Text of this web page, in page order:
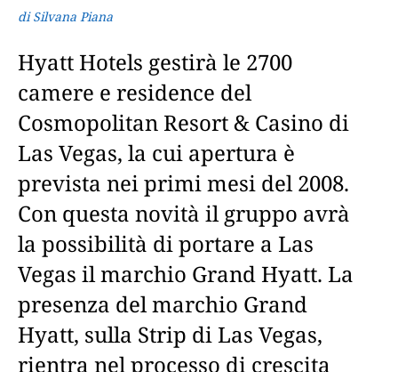
di Silvana Piana
Hyatt Hotels gestirà le 2700
camere e residence del
Cosmopolitan Resort & Casino di
Las Vegas, la cui apertura è
prevista nei primi mesi del 2008.
Con questa novità il gruppo avrà
la possibilità di portare a Las
Vegas il marchio Grand Hyatt. La
presenza del marchio Grand
Hyatt, sulla Strip di Las Vegas,
rientra nel processo di crescita